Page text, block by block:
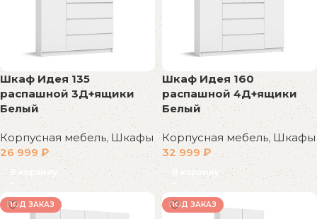
Шкаф Идея 135
распашной 3Д+ящики
Белый
Корпусная мебель, Шкафы
26 999 ₽
В корзину
Шкаф Идея 160
распашной 4Д+ящики
Белый
Корпусная мебель, Шкафы
32 999₽
В корзину
ПОД ЗАКАЗ ПОД ЗАКАЗ